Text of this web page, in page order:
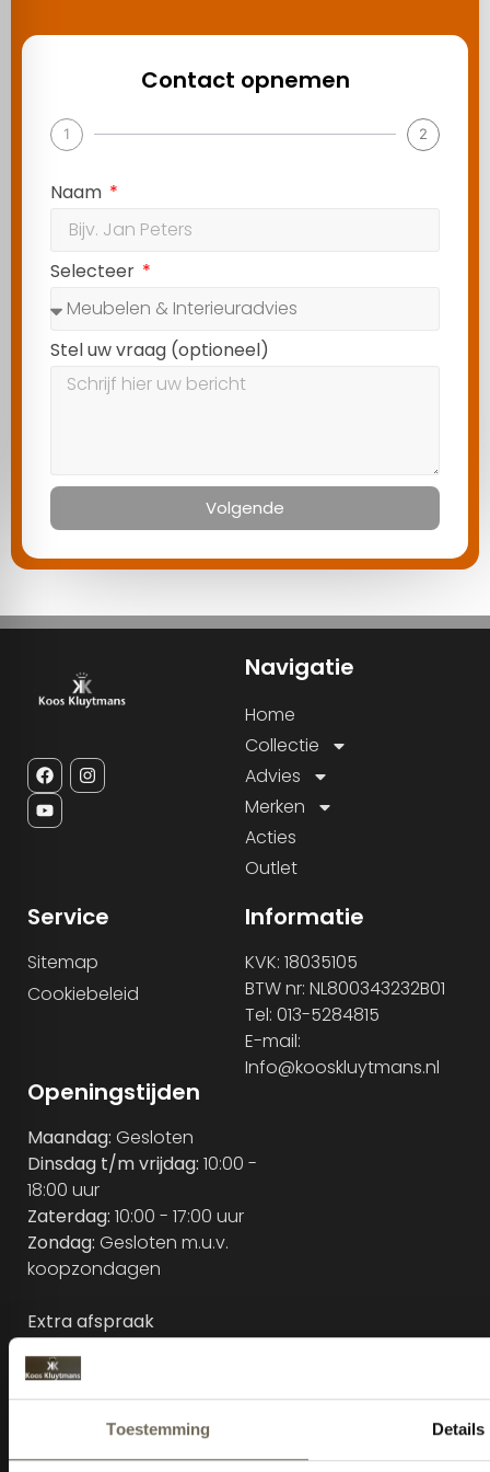
Contact opnemen
1 2
Naam
Selecteer
Stel uw vraag (optioneel)
Volgende
Navigatie
Home
Collectie
Advies
Merken
Acties
Outlet
Service
Sitemap
Cookiebeleid
Informatie
KVK: 18035105
BTW nr: NL800343232B01
Tel: 013-5284815
E-mail:
Info@kooskluytmans.nl
Openingstijden
Maandag: Gesloten
Dinsdag t/m vrijdag: 10:00 -
18:00 uur
Zaterdag: 10:00 - 17:00 uur
Zondag: Gesloten m.u.v.
koopzondagen
Extra afspraak
Maandag en Zondag:
- 17:00 uur
Woensdag t/m
donderdag:19:00 - 21:00 uur